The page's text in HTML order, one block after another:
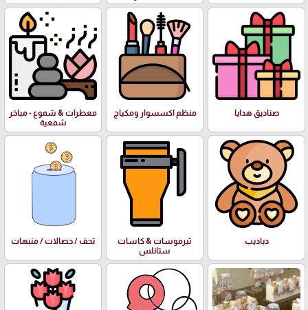
صناديق هدايا منظم اكسسوار ومكياج
معطرات & شموع - مباخر
شمعية
دباديب
ثيرموسات & كاسات
ستانلس
تحف / حصالات / منبهات